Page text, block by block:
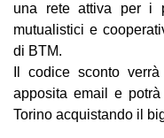
una rete attiva per i
mutualistici e
di BTM.
Il codice sconto
apposita email e
Torino acquistando il